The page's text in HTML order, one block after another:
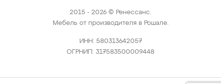
2015 - 2026 © Ренессанс.
Мебель от производителя в Рошале.
ИНН: 580313642057
ОГРНИП: 317583500009448